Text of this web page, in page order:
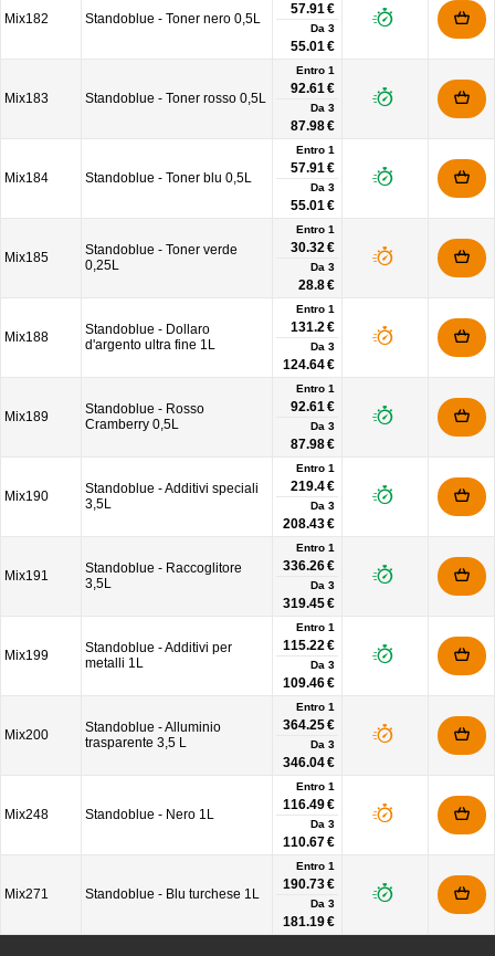
Mix182 Standoblue - Toner nero 0,5L
57.91 €
Da 3
55.01 €
Mix183 Standoblue - Toner rosso 0,5L
Entro 1
92.61 €
Da 3
87.98 €
Mix184 Standoblue - Toner blu 0,5L
Entro 1
57.91 €
Da 3
55.01 €
Mix185
Standoblue - Toner verde
0,25L
Entro 1
30.32 €
Da 3
28.8 €
Mix188
Standoblue - Dollaro
d'argento ultra fine 1L
Entro 1
131.2 €
Da 3
124.64 €
Mix189
Standoblue - Rosso
Cramberry 0,5L
Entro 1
92.61 €
Da 3
87.98 €
Mix190
Standoblue - Additivi speciali
3,5L
Entro 1
219.4 €
Da 3
208.43 €
Mix191
Standoblue - Raccoglitore
3,5L
Entro 1
336.26 €
Da 3
319.45 €
Mix199
Standoblue - Additivi per
metalli 1L
Entro 1
115.22 €
Da 3
109.46 €
Mix200
Standoblue - Alluminio
trasparente 3,5 L
Entro 1
364.25 €
Da 3
346.04 €
Mix248 Standoblue - Nero 1L
Entro 1
116.49 €
Da 3
110.67 €
Mix271 Standoblue - Blu turchese 1L
Entro 1
190.73 €
Da 3
181.19 €